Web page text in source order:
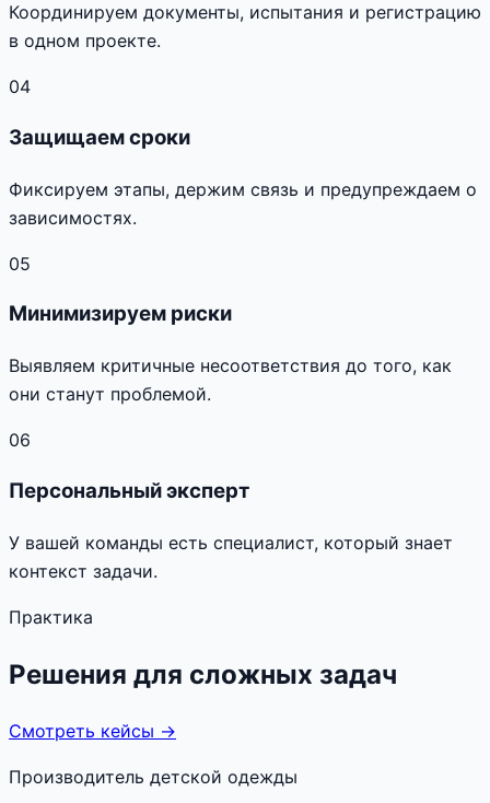
Координируем документы, испытания и регистрацию
в одном проекте.
04
Защищаем сроки
Фиксируем этапы, держим связь и предупреждаем о
зависимостях.
05
Минимизируем риски
Выявляем критичные несоответствия до того, как
они станут проблемой.
06
Персональный эксперт
У вашей команды есть специалист, который знает
контекст задачи.
Практика
Решения для сложных задач
Смотреть кейсы →
Производитель детской одежды